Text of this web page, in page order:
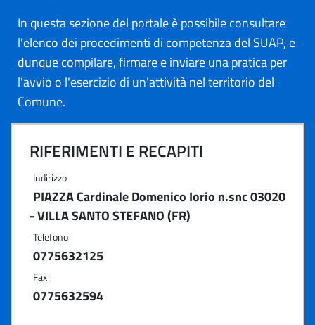
In questa sezione del portale è possibile consultare
l'elenco dei procedimenti di competenza del SUAP, e
dunque compilare, firmare e inviare una pratica per
l'avvio o l'esercizio di un'attività nel territorio del
Comune.
RIFERIMENTI E RECAPITI
Indirizzo
PIAZZA Cardinale Domenico Iorio n.snc 03020
- VILLA SANTO STEFANO (FR)
Telefono
0775632125
Fax
0775632594